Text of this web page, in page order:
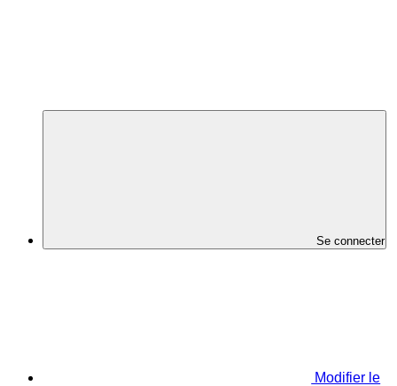
Se connecter
Modifier le